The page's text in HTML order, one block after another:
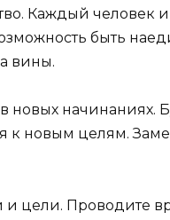
Каждый человек
быть
вины.
новых начинаниях.
к новым целям.
и цели. Проводите